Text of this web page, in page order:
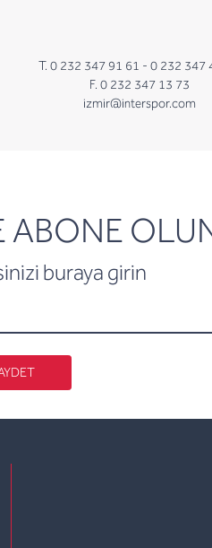
T. 0 232 347 91 61 - 0 232 347
F. 0 232 347 13 73
izmir@interspor.com
ABONE
buraya girin
newsletter